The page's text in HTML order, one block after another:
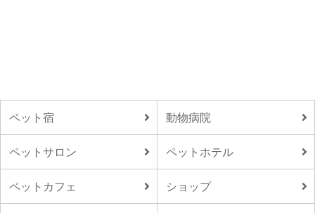
ペット宿 動物病院
ペットサロン ペットホテル
ペットカフェ ショップ